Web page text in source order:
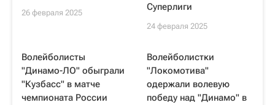
26 февраля 2025
Суперлиги
24 февраля 2025
Волейболисты
"Динамо-ЛО" обыграли
"Кузбасс" в матче
чемпионата России
Волейболистки
"Локомотива"
одержали волевую
победу над "Динамо" в